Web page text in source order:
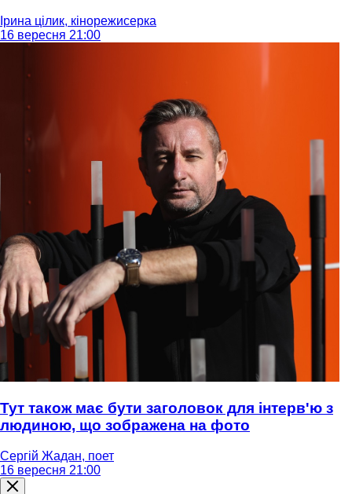
Ірина цілик, кінорежисерка
16 вересня 21:00
Тут також має бути заголовок для інтерв'ю з
людиною, що зображена на фото
Сергій Жадан, поет
16 вересня 21:00